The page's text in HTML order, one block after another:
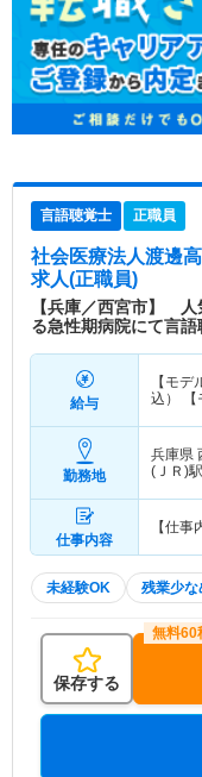
言語聴覚士 正職員
社会医療法人渡邊
求人(正職員)
【兵庫／西宮市】
る急性期病院にて言
給与
【モデ
込） 【
勤務地
兵庫県
(ＪＲ)
仕事内容
【仕
未経験OK 残業少な
保存する